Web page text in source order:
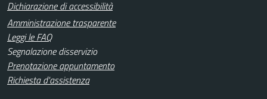
Dichiarazione di accessibilità
Amministrazione trasparente
Leggi le FAQ
Segnalazione disservizio
Prenotazione appuntamento
Richiesta d'assistenza